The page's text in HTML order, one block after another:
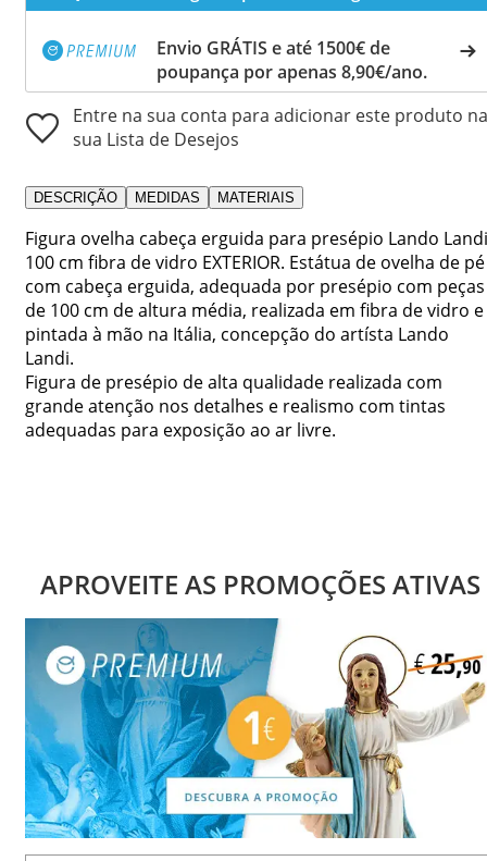
Envio GRÁTIS e até 1500€ de
poupança por apenas 8,90€/ano.
Entre na sua conta para adicionar este produto na
sua Lista de Desejos
DESCRIÇÃO MEDIDAS MATERIAIS
Figura ovelha cabeça erguida para presépio Lando Landi
100 cm fibra de vidro EXTERIOR. Estátua de ovelha de pé
com cabeça erguida, adequada por presépio com peças
de 100 cm de altura média, realizada em fibra de vidro e
pintada à mão na Itália, concepção do artísta Lando
Landi.
Figura de presépio de alta qualidade realizada com
grande atenção nos detalhes e realismo com tintas
adequadas para exposição ao ar livre.
APROVEITE AS PROMOÇÕES ATIVAS